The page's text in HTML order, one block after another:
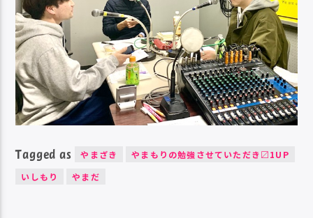
Tagged as やまざき
やまもりの勉強させていただき〼1UP
いしもり
やまだ